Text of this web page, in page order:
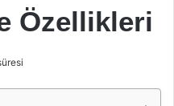
Özellikleri